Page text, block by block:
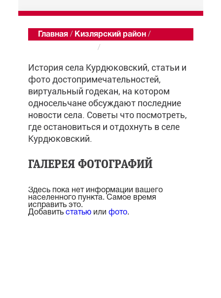
Главная / Кизлярский район /
/
История села Курдюковский, статьи и
фото достопримечательностей,
виртуальный годекан, на котором
односельчане обсуждают последние
новости села. Советы что посмотреть,
где остановиться и отдохнуть в селе
Курдюковский.
ГАЛЕРЕЯ ФОТОГРАФИЙ
Здесь пока нет информации вашего
населенного пункта. Самое время
исправить это.
Добавить статьюили фото.